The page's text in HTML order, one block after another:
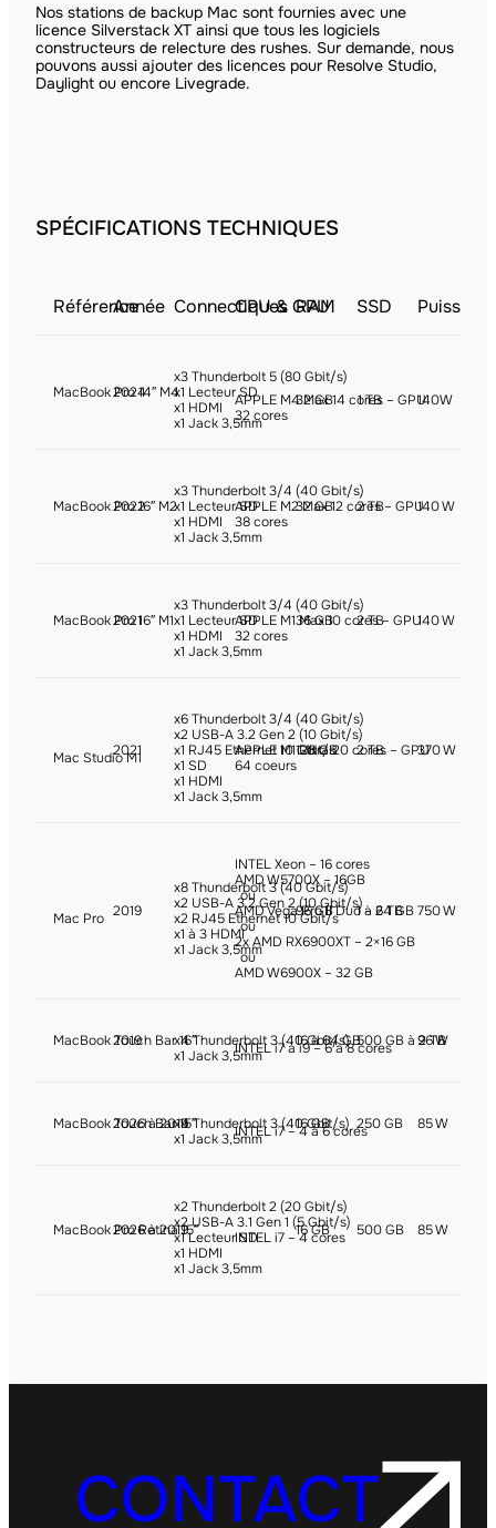
Nos stations de backup Mac sont fournies avec une
licence Silverstack XT ainsi que tous les logiciels
constructeurs de relecture des rushes. Sur demande, nous
pouvons aussi ajouter des licences pour Resolve Studio,
Daylight ou encore Livegrade.
SPÉCIFICATIONS TECHNIQUES
RéférenceAnnée Connectiques
CPU & GPU
RAM SSD
MacBook Pro 14″ M4
2024
x3 Thunderbolt 5 (80 Gbit/s)
x1 Lecteur SD
x1 HDMI
x1 Jack 3,5mm
APPLE M4 Max 14 cores – GPU
32 cores
32 GB 1 TB 140W
MacBook Pro 16″ M2
2022
x3 Thunderbolt 3/4 (40 Gbit/s)
x1 Lecteur SD
x1 HDMI
x1 Jack 3,5mm
APPLE M2 Max 12 cores – GPU
38 cores
32 GB 2 TB 140 W
MacBook Pro 16″ M1
2021
x3 Thunderbolt 3/4 (40 Gbit/s)
x1 Lecteur SD
x1 HDMI
x1 Jack 3,5mm
APPLE M1 Max 10 cores – GPU
32 cores
36 GB 2 TB 140 W
Mac Studio M1
2021
x6 Thunderbolt 3/4 (40 Gbit/s)
x2 USB-A 3.2 Gen 2 (10 Gbit/s)
x1 RJ45 Ethernet 10 Gbit/s
x1 SD
x1 HDMI
x1 Jack 3,5mm
APPLE M1 Ultra 20 cores – GPU
64 coeurs
128 GB 2 TB 370 W
Mac Pro 2019
x8 Thunderbolt 3 (40 Gbit/s)
x2 USB-A 3.2 Gen 2 (10 Gbit/s)
x2 RJ45 Ethernet 10 Gbit/s
x1 à 3 HDMI
x1 Jack 3,5mm
INTEL Xeon – 16 cores
AMD W5700X – 16GB
ou
AMD Vega Pro II Duo – 64 GB
ou
2x AMD RX6900XT – 2×16 GB
ou
AMD W6900X – 32 GB
96 GB 1 à 2 TB 750 W
MacBook Touch Bar 16″
2019
x4 Thunderbolt 3 (40 Gbit/s)
x1 Jack 3,5mmINTEL i7 à i9 – 6 à 8 cores
16 à 64 GB500 GB à 2 TB
96 W
MacBook Touch Bar 15″
2026 à 2019x4 Thunderbolt 3 (40 Gbit/s)
x1 Jack 3,5mmINTEL i7 – 4 à 6 cores
16 GB 250 GB 85 W
MacBook Pro Retina 15″
2026 à 2019
x2 Thunderbolt 2 (20 Gbit/s)
x2 USB-A 3.1 Gen 1 (5 Gbit/s)
x1 Lecteur SD
x1 HDMI
x1 Jack 3,5mm
INTEL i7 – 4 cores
16 GB 500 GB 85 W
CONTACT